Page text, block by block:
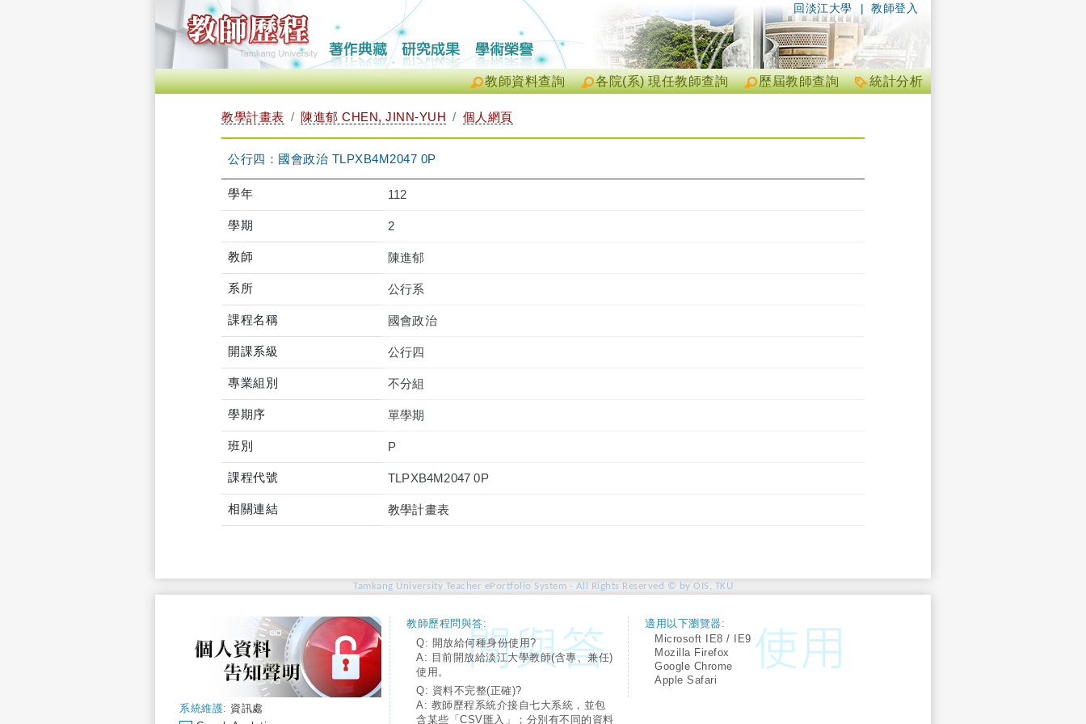
| 教師登入
回淡江大學
統計分析
歷屆教師查詢
各院(系) 現任教師查詢
教師資料查詢
教學計畫表 陳進郁 CHEN, JINN-YUH 個人網頁
公行四：國會政治 TLPXB4M2047 0P
學年 112
學期 2
教師 陳進郁
系所 公行系
課程名稱 國會政治
開課系級 公行四
專業組別 不分組
學期序 單學期
班別 P
課程代號 TLPXB4M2047 0P
相關連結 教學計畫表
Tamkang University Teacher ePortfolio System - All Rights Reserved © by OIS, TKU
系統維護: 資訊處
教師歷程問與答:
Q: 開放給何種身份使用?
A: 目前開放給淡江大學教師(含專、兼任)
使用。
Q: 資料不完整(正確)?
A: 教師歷程系統介接自七大系統，並包
含某些「CSV匯入」；分別有不同的資料
適用以下瀏覽器:
Microsoft IE8 / IE9
Mozilla Firefox
Google Chrome
Apple Safari